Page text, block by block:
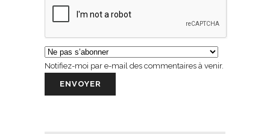
Notifiez-moi par e-mail des commentaires à venir.